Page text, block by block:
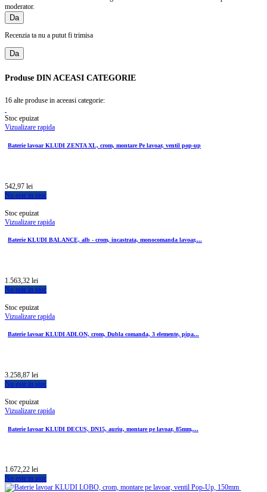
moderator.
Da
Recenzia ta nu a putut fi trimisa
Da
Produse DIN ACEASI CATEGORIE
16 alte produse in aceeasi categorie:
Stoc epuizat
Vizualizare rapida
Baterie lavoar KLUDI ZENTA XL, crom, montare Pe lavoar, ventil pop-up
542,97 lei
Nu este in stoc
Stoc epuizat
Vizualizare rapida
Baterie KLUDI BALANCE, alb - crom, incastrata, monocomanda lavoar,...
1.563,32 lei
Nu este in stoc
Stoc epuizat
Vizualizare rapida
Baterie lavoar KLUDI ADLON, crom, Dubla comanda, 3 elemente, pipa...
3.258,87 lei
Nu este in stoc
Stoc epuizat
Vizualizare rapida
Baterie lavoar KLUDI DECUS, DN15, auriu, montare pe lavoar, 85mm,...
1.672,22 lei
Nu este in stoc